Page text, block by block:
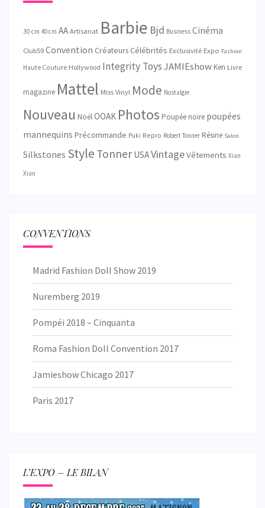
30 cm 40 cm AA Artisanat Barbie Bjd Business Cinéma
Club59 Convention CréateursCélébrités Exclusivité Expo Fashion
Haute Couture Hollywood Integrity ToysJAMIEshow Ken Livre
magazine Mattel Miss Vinyl Mode Nostalgie
Nouveau NoëlOOAK Photos Poupée noire poupées
mannequins Précommande Puki Repro Robert Tonner Résine Salon
Silkstones Style Tonner USAVintageVêtements Xian
Xian
CONVENTIONS
Madrid Fashion Doll Show 2019
Nuremberg 2019
Pompéi 2018 – Cinquanta
Roma Fashion Doll Convention 2017
Jamieshow Chicago 2017
Paris 2017
L’EXPO – LE BILAN